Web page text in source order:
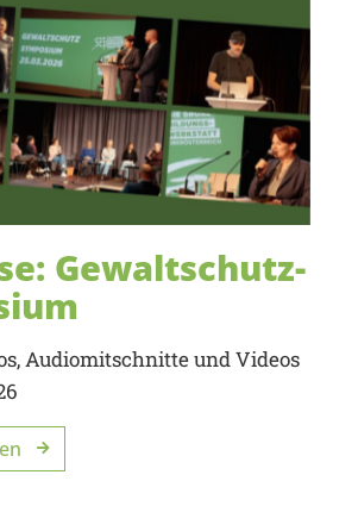
Gewaltschutz-
Audiomitschnitte und Videos